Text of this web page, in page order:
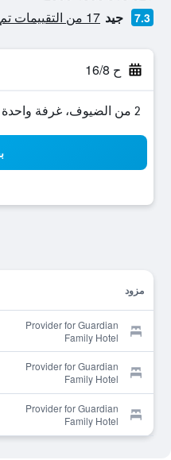
7.3 جيد 17 من التقييمات تم التحقق منها
ح 16/8
2 من الضيوف، غرفة واحدة
مزود
Provider for Guardian
Family Hotel
Provider for Guardian
Family Hotel
Provider for Guardian
Family Hotel